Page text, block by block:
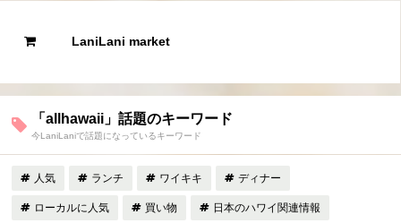
LaniLani market
「allhawaii」話題のキーワード
今LaniLaniで話題になっているキーワード
人気 ランチ ワイキキ ディナー
ローカルに人気 買い物 日本のハワイ関連情報